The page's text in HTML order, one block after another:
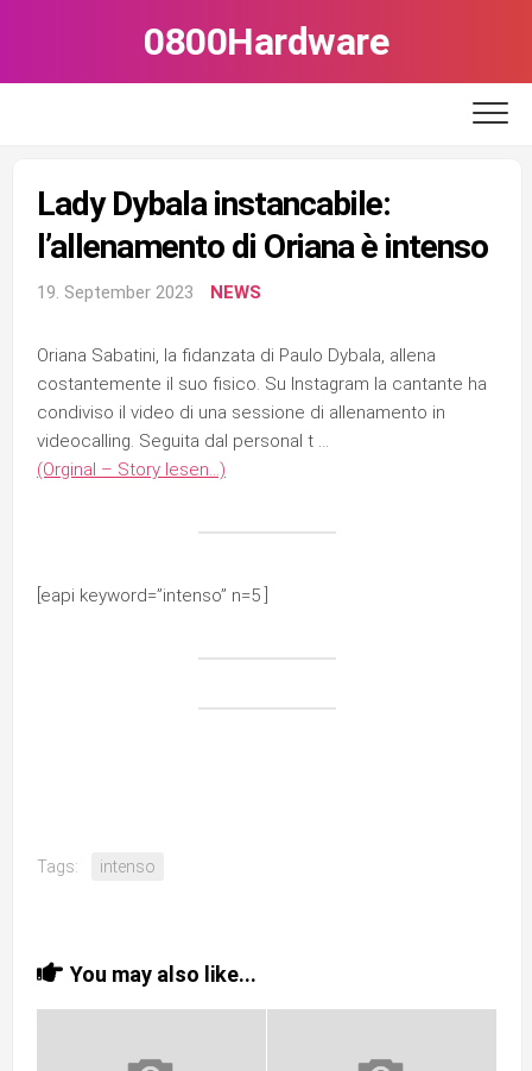
0800Hardware
Lady Dybala instancabile:
l’allenamento di Oriana è intenso
19. September 2023 NEWS
Oriana Sabatini, la fidanzata di Paulo Dybala, allena
costantemente il suo fisico. Su Instagram la cantante ha
condiviso il video di una sessione di allenamento in
videocalling. Seguita dal personal t …
(Orginal – Story lesen…)
[eapi keyword=”intenso” n=5 ]
Tags: intenso
You may also like...